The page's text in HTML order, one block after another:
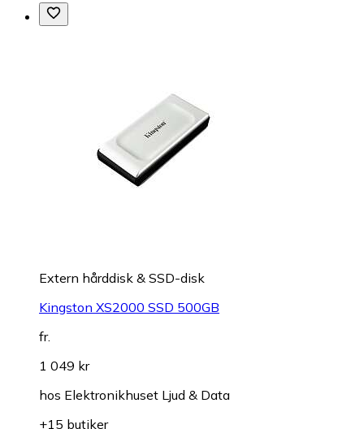
Extern hårddisk & SSD-disk
Kingston XS2000 SSD 500GB
fr.
1 049 kr
hos Elektronikhuset Ljud & Data
+15 butiker